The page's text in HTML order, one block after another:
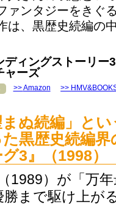
ァンタジーをきぐ
は、黒歴史続編の
ディングストーリ
ャーズ
Amazon
まぬ続編」と
黒歴史続編
3』（1998）
1989）が「万
勝まで駆け上が